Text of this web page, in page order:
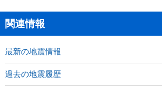
関連情報
最新の地震情報
過去の地震履歴